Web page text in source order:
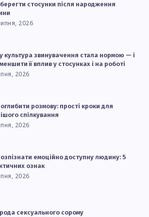
стосунки після народження
2026
культура звинувачення стала нормою — і
її вплив у стосунках і на роботі
2026
розмову: прості кроки для
спілкування
2026
емоційно доступну людину: 5
ознак
2026
сексуального сорому